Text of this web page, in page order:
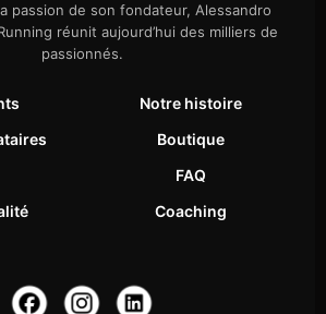
passion de son fondateur, Alessandro
réunit aujourd’hui des milliers de
passionnés.
Notre histoire
Boutique
FAQ
Coaching